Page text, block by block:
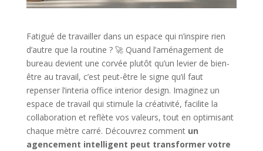
Fatigué de travailler dans un espace qui n’inspire rien
d’autre que la routine ? 🚀 Quand l’aménagement de
bureau devient une corvée plutôt qu’un levier de bien-
être au travail, c’est peut-être le signe qu’il faut
repenser l’interia office interior design. Imaginez un
espace de travail qui stimule la créativité, facilite la
collaboration et reflète vos valeurs, tout en optimisant
chaque mètre carré. Découvrez comment un
agencement intelligent peut transformer votre